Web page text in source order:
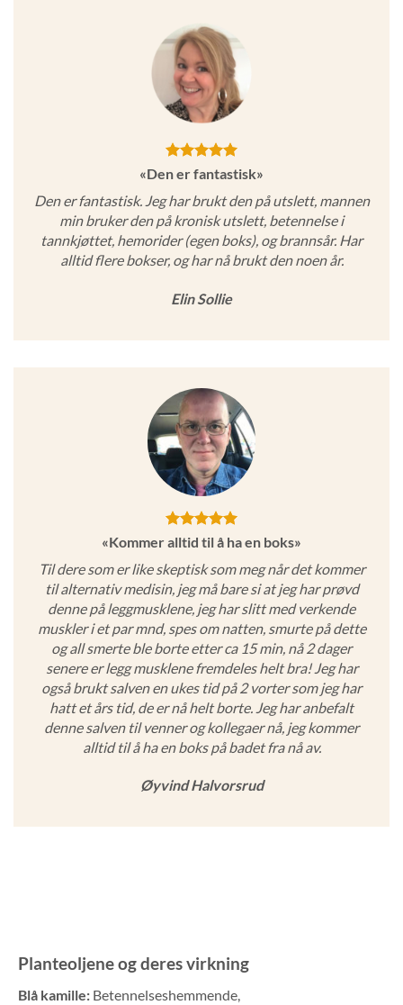
«Den er fantastisk»
Den er fantastisk. Jeg har brukt den på utslett, mannen
min bruker den på kronisk utslett, betennelse i
tannkjøttet, hemorider (egen boks), og brannsår. Har
alltid flere bokser, og har nå brukt den noen år.
Elin Sollie
«Kommer alltid til å ha en boks»
Til dere som er like skeptisk som meg når det kommer
til alternativ medisin, jeg må bare si at jeg har prøvd
denne på leggmusklene, jeg har slitt med verkende
muskler i et par mnd, spes om natten, smurte på dette
og all smerte ble borte etter ca 15 min, nå 2 dager
senere er legg musklene fremdeles helt bra! Jeg har
også brukt salven en ukes tid på 2 vorter som jeg har
hatt et års tid, de er nå helt borte. Jeg har anbefalt
denne salven til venner og kollegaer nå, jeg kommer
alltid til å ha en boks på badet fra nå av.
Øyvind Halvorsrud
Planteoljene og deres virkning
Blå kamille:Betennelseshemmende,